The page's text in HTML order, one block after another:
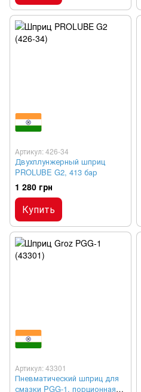
Артикул: 426-34
Двухплунжерный шприц
PROLUBE G2, 413 бар
1 280 грн
Купить
Артикул: 43301
Пневматический шприц для
смазки PGG-1, порционная